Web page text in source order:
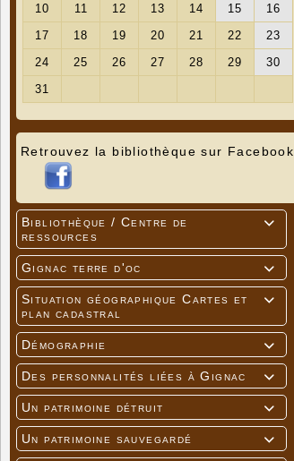
Retrouvez la bibliothèque sur Facebook

Bibliothèque / Centre de
ressources

Gignac terre d'oc

Situation géographique Cartes et
plan cadastral

Démographie

Des personnalités liées à Gignac

Un patrimoine détruit

Un patrimoine sauvegardé